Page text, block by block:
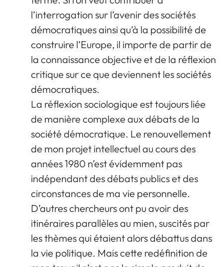
l’interrogation sur l’avenir des sociétés
démocratiques ainsi qu’à la possibilité de
construire l’Europe, il importe de partir de
la connaissance objective et de la réflexion
critique sur ce que deviennent les sociétés
démocratiques.
La réflexion sociologique est toujours liée
de manière complexe aux débats de la
société démocratique. Le renouvellement
de mon projet intellectuel au cours des
années 1980 n’est évidemment pas
indépendant des débats publics et des
circonstances de ma vie personnelle.
D’autres chercheurs ont pu avoir des
itinéraires parallèles au mien, suscités par
les thèmes qui étaient alors débattus dans
la vie politique. Mais cette redéfinition de